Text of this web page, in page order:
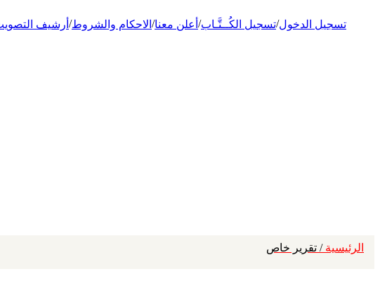
تسجيل الدخول/تسجيل الكُــتَّـاب/ أعلن معنا/ الاحكام والشروط/ أرشيف
الرئيسية / تقرير خاص